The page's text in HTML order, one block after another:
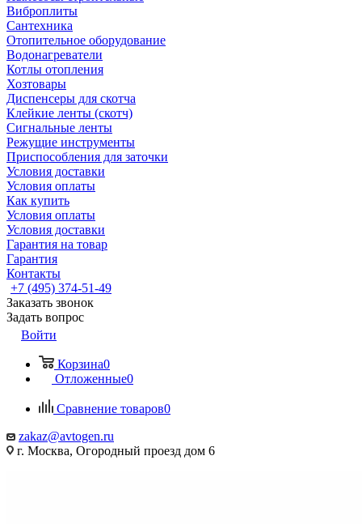
Виброплиты
Сантехника
Отопительное оборудование
Водонагреватели
Котлы отопления
Хозтовары
Диспенсеры для скотча
Клейкие ленты (скотч)
Сигнальные ленты
Режущие инструменты
Приспособления для заточки
Условия доставки
Условия оплаты
Как купить
Условия оплаты
Условия доставки
Гарантия на товар
Гарантия
Контакты
+7 (495) 374-51-49
Заказать звонок
Задать вопрос
Войти
Корзина0
Отложенные0
Сравнение товаров0
zakaz@avtogen.ru
г. Москва, Огородный проезд дом 6